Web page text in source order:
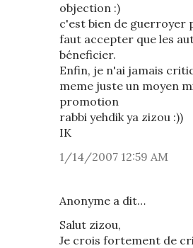
objection :)
c'est bien de guerroyer
faut accepter que les
béneficier.
Enfin, je n'ai jamais
meme juste un moyen
promotion
rabbi yehdik ya zizou :))
IK
1/14/2007 12:59 AM
Anonyme a dit…
Salut zizou,
Je crois fortement de